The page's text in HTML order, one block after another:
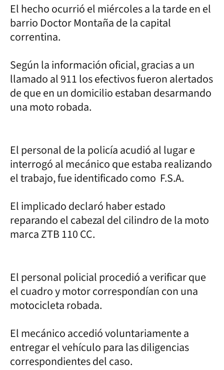
El hecho ocurrió el miércoles a la tarde en el
barrio Doctor Montaña de la capital
correntina.
Según la información oficial, gracias a un
llamado al 911 los efectivos fueron alertados
de que en un domicilio estaban desarmando
una moto robada.
El personal de la policía acudió al lugar e
interrogó al mecánico que estaba realizando
el trabajo, fue identificado como F.S.A.
El implicado declaró haber estado
reparando el cabezal del cilindro de la moto
marca ZTB 110 CC.
El personal policial procedió a verificar que
el cuadro y motor correspondían con una
motocicleta robada.
El mecánico accedió voluntariamente a
entregar el vehículo para las diligencias
correspondientes del caso.